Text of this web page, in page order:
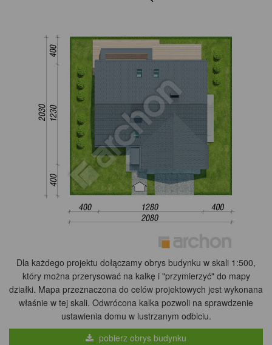
Dla każdego projektu dołączamy obrys budynku w skali 1:500,
który można przerysować na kalkę i "przymierzyć" do mapy
działki. Mapa przeznaczona do celów projektowych jest wykonana
właśnie w tej skali. Odwrócona kalka pozwoli na sprawdzenie
ustawienia domu w lustrzanym odbiciu.
pobierz obrys budynku